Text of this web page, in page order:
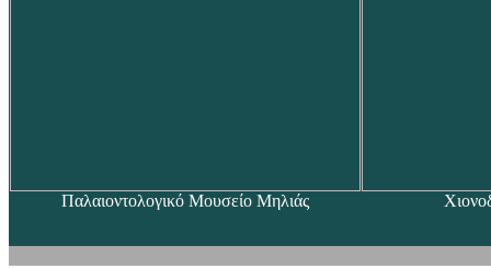
Παλαιοντολογικό Μουσείο Μηλιάς